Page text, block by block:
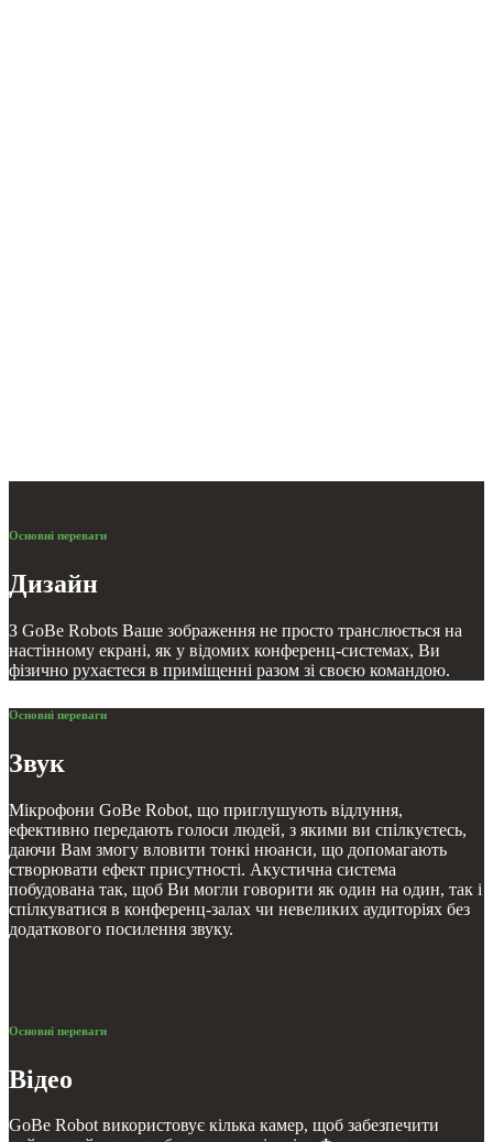
Основні переваги
Дизайн
З GoBe Robots Ваше зображення не просто транслюється на
настінному екрані, як у відомих конференц-системах, Ви
фізично рухаєтеся в приміщенні разом зі своєю командою.
Основні переваги
Звук
Мікрофони GoBe Robot, що приглушують відлуння,
ефективно передають голоси людей, з якими ви спілкуєтесь,
даючи Вам змогу вловити тонкі нюанси, що допомагають
створювати ефект присутності. Акустична система
побудована так, щоб Ви могли говорити як один на один, так і
спілкуватися в конференц-залах чи невеликих аудиторіях без
додаткового посилення звуку.
Основні переваги
Відео
GoBe Robot використовує кілька камер, щоб забезпечити